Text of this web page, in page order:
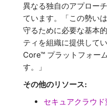
異なる独自のアプロー
ています。「この勢い
守るために必要な基本
ティを組織に提供して
Core™ プラットフォー
す。」
その他のリソース:
セキュアクラウ